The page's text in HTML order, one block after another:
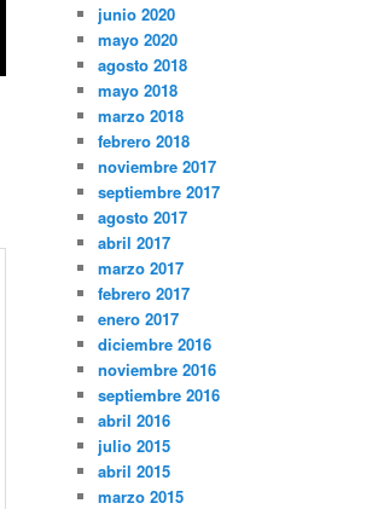
junio 2020
mayo 2020
agosto 2018
mayo 2018
marzo 2018
febrero 2018
noviembre 2017
septiembre 2017
agosto 2017
abril 2017
marzo 2017
febrero 2017
enero 2017
diciembre 2016
noviembre 2016
septiembre 2016
abril 2016
julio 2015
abril 2015
marzo 2015